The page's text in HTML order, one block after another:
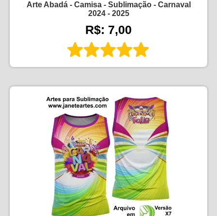
Arte Abadá - Camisa - Sublimação - Carnaval
2024 - 2025
R$: 7,00